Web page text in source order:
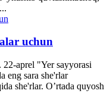
uchun
22-aprel "Yer sayyorasi
eng sara she'rlar
she'rlar. O’rtada quyosh